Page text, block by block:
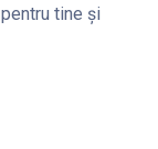
tine și